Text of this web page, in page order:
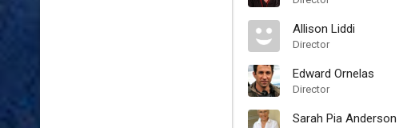
Allison Liddi
Director
Edward Ornelas
Director
Sarah Pia Anderson